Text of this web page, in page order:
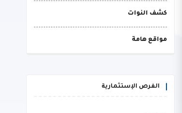
كشف النوات
مواقع هامة
الفرص الإستثمارية